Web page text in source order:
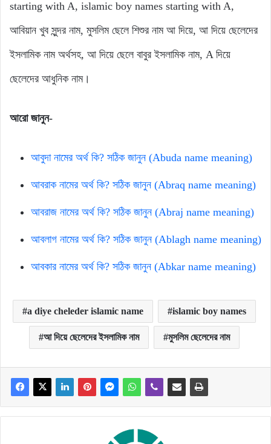
starting with A, islamic boy names starting with A,
আবিয়ান খুব সুন্দর নাম, মুসলিম ছেলে শিশুর নাম আ দিয়ে, আ দিয়ে ছেলেদের
ইসলামিক নাম অর্থসহ, আ দিয়ে ছেলে বাবুর ইসলামিক নাম, A দিয়ে
ছেলেদের আধুনিক নাম।
আরো জানুন-
আবুদা নামের অর্থ কি? সঠিক জানুন (Abuda name meaning)
আবরাক নামের অর্থ কি? সঠিক জানুন (Abraq name meaning)
আবরাজ নামের অর্থ কি? সঠিক জানুন (Abraj name meaning)
আবলাগ নামের অর্থ কি? সঠিক জানুন (Ablagh name meaning)
আবকার নামের অর্থ কি? সঠিক জানুন (Abkar name meaning)
a diye cheleder islamic name islamic boy names
আ দিয়ে ছেলেদের ইসলামিক নাম মুসলিম ছেলেদের নাম